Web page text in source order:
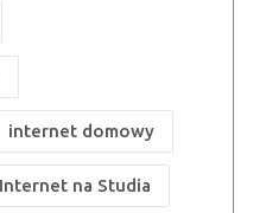
internet domowy
Internet na Studia